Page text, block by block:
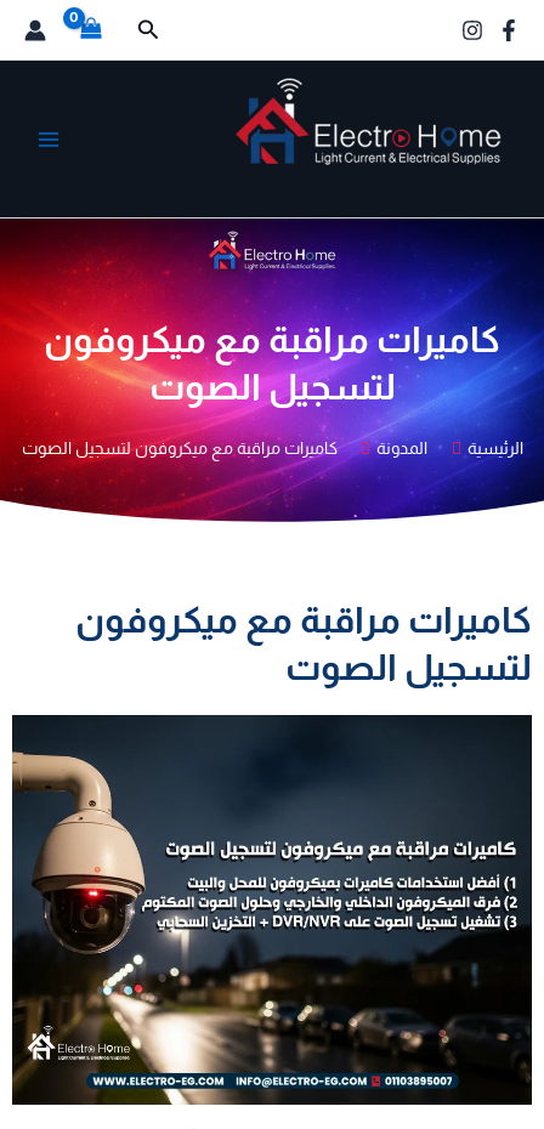
البحث
كاميرات مراقبة مع ميكروفون
لتسجيل الصوت
الرئيسية المدونة كاميرات مراقبة مع ميكروفون لتسجيل الصوت
كاميرات مراقبة مع ميكروفون
لتسجيل الصوت